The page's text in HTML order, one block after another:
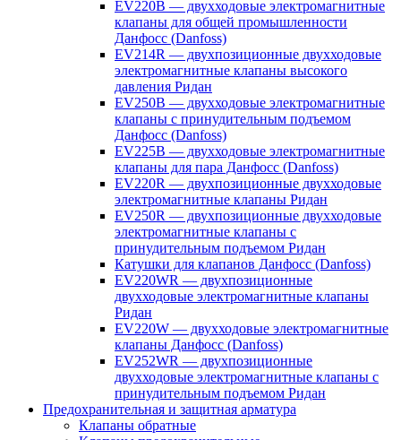
EV220B — двухходовые электромагнитные
клапаны для общей промышленности
Данфосс (Danfoss)
EV214R — двухпозиционные двухходовые
электромагнитные клапаны высокого
давления Ридан
EV250B — двухходовые электромагнитные
клапаны с принудительным подъемом
Данфосс (Danfoss)
EV225B — двухходовые электромагнитные
клапаны для пара Данфосс (Danfoss)
EV220R — двухпозиционные двухходовые
электромагнитные клапаны Ридан
EV250R — двухпозиционные двухходовые
электромагнитные клапаны с
принудительным подъемом Ридан
Катушки для клапанов Данфосс (Danfoss)
EV220WR — двухпозиционные
двухходовые электромагнитные клапаны
Ридан
EV220W — двухходовые электромагнитные
клапаны Данфосс (Danfoss)
EV252WR — двухпозиционные
двухходовые электромагнитные клапаны с
принудительным подъемом Ридан
Предохранительная и защитная арматура
Клапаны обратные